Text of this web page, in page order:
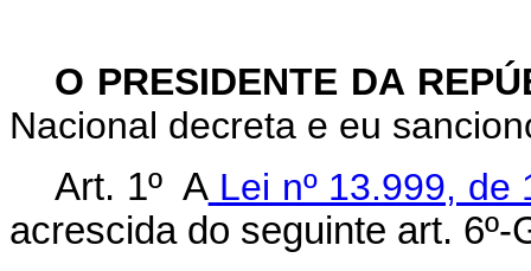
O PRESIDENTE DA
Nacional decreta e eu
Art. 1ºALei nº 13.999, de
acrescida do seguinte art. 6º-